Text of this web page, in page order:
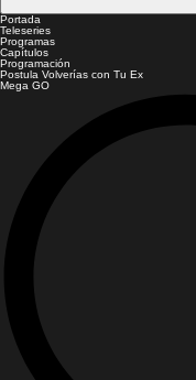
Portada
Teleseries
Programas
Capítulos
Programación
Postula Volverías con Tu Ex
Mega GO